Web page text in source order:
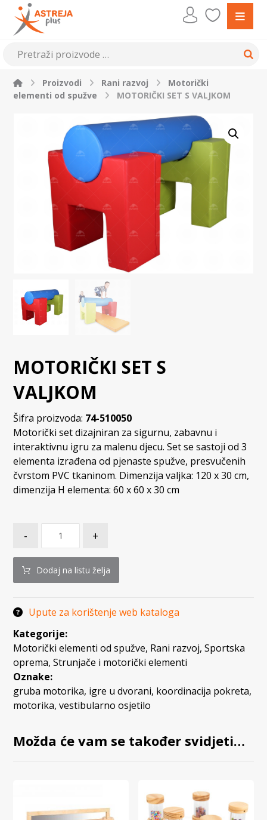
Proizvodi Rani razvoj
Motorički
elementi od spužve
MOTORIČKI SET S VALJKOM
MOTORIČKI SET S
VALJKOM
Šifra proizvoda: 74-510050
Motorički set dizajniran za sigurnu, zabavnu i
interaktivnu igru ​​za malenu djecu. Set se sastoji od 3
elementa izrađena od pjenaste spužve, presvučenih
čvrstom PVC tkaninom. Dimenzija valjka: 120 x 30 cm,
dimenzija H elementa: 60 x 60 x 30 cm
- +
Dodaj na listu želja
Upute za korištenje web kataloga
Kategorije:
Motorički elementi od spužve, Rani razvoj,Sportska
oprema,Strunjače i motorički elementi
Oznake:
gruba motorika, igre u dvorani, koordinacija pokreta,
motorika,vestibularno osjetilo
Možda će vam se također svidjeti…